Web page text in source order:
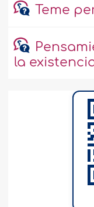
Teme
la